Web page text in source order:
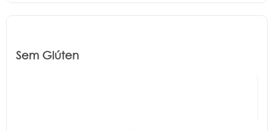
Sem Glúten